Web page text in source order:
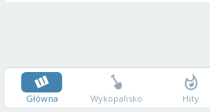
Główna Wykopalisko Hity